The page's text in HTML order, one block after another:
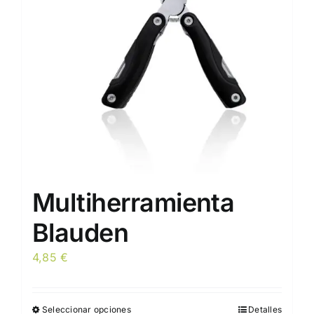
pueden
elegir
en
página
producto
Multiherramienta
Blauden
4,85€
Seleccionar opciones Detalles